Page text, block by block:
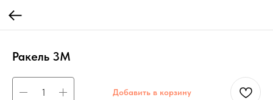
Ракель 3М
Добавить в корзину